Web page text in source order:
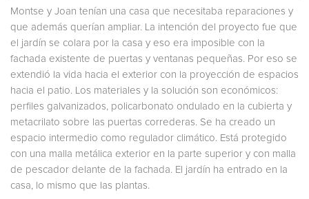
Montse y Joan tenían una casa que necesitaba reparaciones y
que además querían ampliar. La intención del proyecto fue que
el jardín se colara por la casa y eso era imposible con la
fachada existente de puertas y ventanas pequeñas. Por eso se
extendió la vida hacia el exterior con la proyección de espacios
hacia el patio. Los materiales y la solución son económicos:
perfiles galvanizados, policarbonato ondulado en la cubierta y
metacrilato sobre las puertas correderas. Se ha creado un
espacio intermedio como regulador climático. Está protegido
con una malla metálica exterior en la parte superior y con malla
de pescador delante de la fachada. El jardín ha entrado en la
casa, lo mismo que las plantas.